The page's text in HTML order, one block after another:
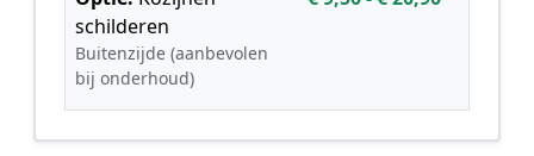
schilderen
Buitenzijde (aanbevolen
bij onderhoud)